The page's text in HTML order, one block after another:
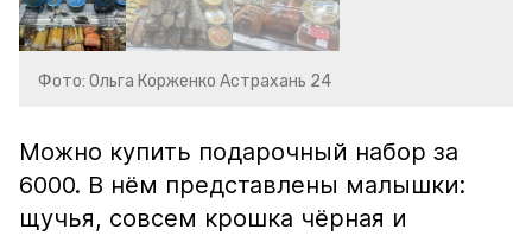
Фото: Ольга Корженко Астрахань 24
Можно купить подарочный набор за
6000. В нём представлены малышки:
щучья, совсем крошка чёрная и